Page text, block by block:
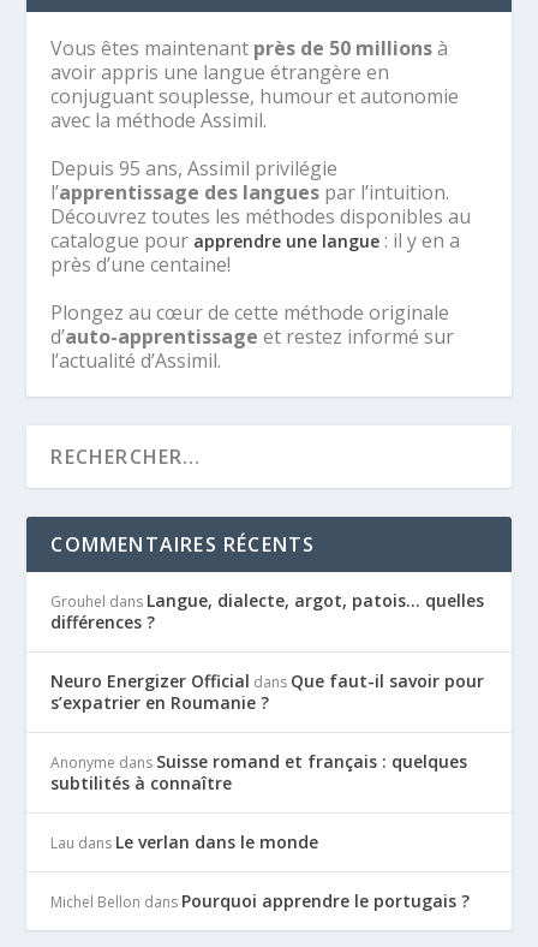
Vous êtes maintenant près de 50 millionsà
avoir appris une langue étrangère en
conjuguant souplesse, humour et autonomie
avec la méthode Assimil.
Depuis 95 ans, Assimil privilégie
l’apprentissage des langues par l’intuition.
Découvrez toutes les méthodes disponibles au
catalogue pour apprendre une langue : il y en a
près d’une centaine!
Plongez au cœur de cette méthode originale
d’auto-apprentissage et restez informé sur
l’actualité d’Assimil.
COMMENTAIRES RÉCENTS
Grouhel dans Langue, dialecte, argot, patois… quelles
différences ?
Neuro Energizer Official dans Que faut-il savoir pour
s’expatrier en Roumanie ?
Anonyme dans Suisse romand et français : quelques
subtilités à connaître
Lau dans Le verlan dans le monde
Michel Bellon dans Pourquoi apprendre le portugais ?